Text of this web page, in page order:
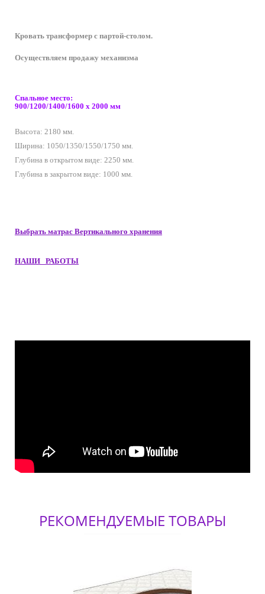
Кровать трансформер с партой-столом.
Осуществляем продажу механизма
Спальное место:
900/1200/1400/1600 х 2000 мм
Высота: 2180 мм.
Ширина: 1050/1350/1550/1750 мм.
Глубина в открытом виде: 2250 мм.
Глубина в закрытом виде: 1000 мм.
Выбрать матрас Вертикального хранения
НАШИ РАБОТЫ
РЕКОМЕНДУЕМЫЕ ТОВАРЫ